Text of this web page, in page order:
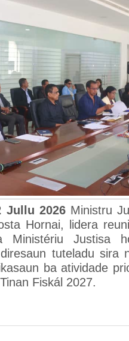
Jullu 2026 Ministru
Hornai, lidera
Ministériu Justisa
tuteladu sira
ba atividade
Fiskál 2027.